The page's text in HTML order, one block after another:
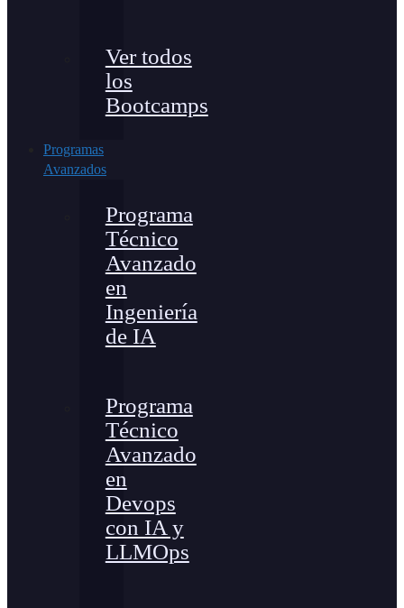
Ver todos
los
Bootcamps
Programas
Avanzados
Programa
Técnico
Avanzado
en
Ingeniería
de IA
Programa
Técnico
Avanzado
en
Devops
con IA y
LLMOps